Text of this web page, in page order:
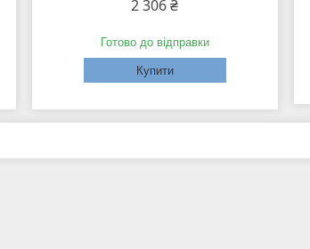
2 306 ₴
Готово до відправки
Купити